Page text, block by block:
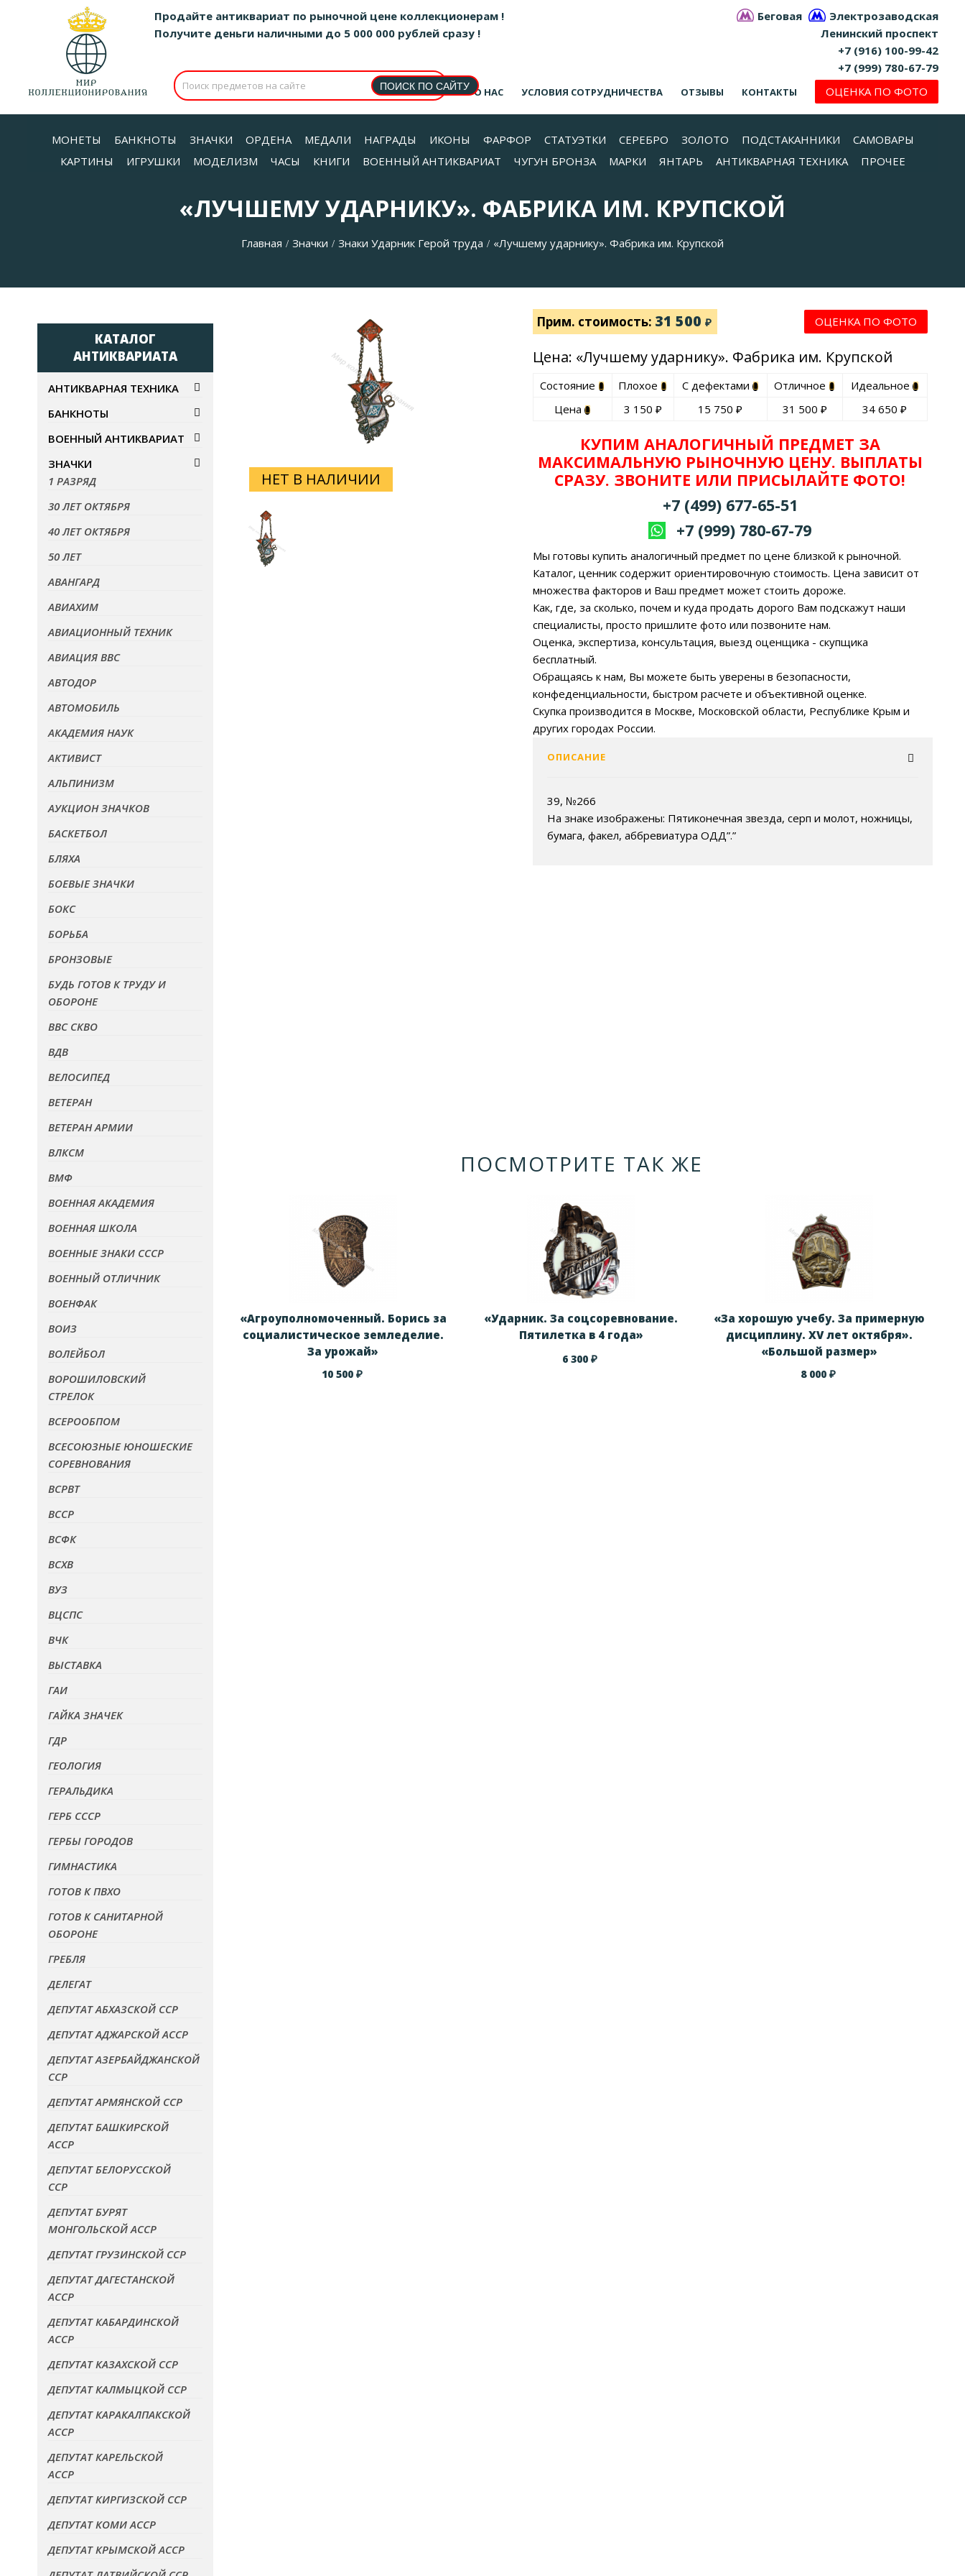
Продайте антиквариат по рыночной цене коллекционерам ! Беговая
Электрозаводская
Получите деньги наличными до 5 000 000 рублей сразу !
Ленинский проспект
+7 (916) 100-99-42
+7 (999) 780-67-79
О НАС УСЛОВИЯ СОТРУДНИЧЕСТВА ОТЗЫВЫ КОНТАКТЫ ОЦЕНКА ПО ФОТО
МОНЕТЫ БАНКНОТЫ ЗНАЧКИ ОРДЕНА МЕДАЛИ НАГРАДЫ ИКОНЫ ФАРФОР СТАТУЭТКИ СЕРЕБРО ЗОЛОТО ПОДСТАКАННИКИ
САМОВАРЫ
КАРТИНЫ
ИГРУШКИ МОДЕЛИЗМ ЧАСЫ КНИГИ ВОЕННЫЙ АНТИКВАРИАТ ЧУГУН БРОНЗА МАРКИ ЯНТАРЬ АНТИКВАРНАЯ ТЕХНИКА ПРОЧЕЕ
«ЛУЧШЕМУ УДАРНИКУ». ФАБРИКА ИМ. КРУПСКОЙ
Главная / Значки / Знаки Ударник Герой труда / «Лучшему ударнику». Фабрика им. Крупской
НЕТ В НАЛИЧИИ
Прим. стоимость: 31 500 ₽ ОЦЕНКА ПО ФОТО
Цена: «Лучшему ударнику». Фабрика им. Крупской
Состояние
Цена
Плохое
3 150 ₽
С дефектами
15 750₽
Отличное
31 500 ₽
Идеальное
34 650₽
КУПИМ АНАЛОГИЧНЫЙ ПРЕДМЕТ ЗА
МАКСИМАЛЬНУЮ РЫНОЧНУЮ ЦЕНУ. ВЫПЛАТЫ
СРАЗУ. ЗВОНИТЕ ИЛИ ПРИСЫЛАЙТЕ ФОТО!
+7 (499) 677-65-51
+7 (999) 780-67-79
Мы готовы купить аналогичный предмет по цене близкой к рыночной.
Каталог, ценник содержит ориентировочную стоимость. Цена зависит от
множества факторов и Ваш предмет может стоить дороже.
Как, где, за сколько, почем и куда продать дорого Вам подскажут наши
специалисты, просто пришлите фото или позвоните нам.
Оценка, экспертиза, консультация, выезд оценщика - скупщика
бесплатный.
Обращаясь к нам, Вы можете быть уверены в безопасности,
конфеденциальности, быстром расчете и объективной оценке.
Скупка производится в Москве, Московской области, Республике Крым и
других городах России.
ОПИСАНИЕ
39, №266
На знаке изображены: Пятиконечная звезда, серп и молот, ножницы,
бумага, факел, аббревиатура ОДД”.”
ПОСМОТРИТЕ ТАК ЖЕ
«Агроуполномоченный. Борись за
социалистическое земледелие.
За урожай»
10 500 ₽
«Ударник. За соцсоревнование.
Пятилетка в 4 года»
6 300₽
«За хорошую учебу. За примерную
дисциплину. XV лет октября».
«Большой размер»
8 000₽
КАТАЛОГ
АНТИКВАРИАТА
АНТИКВАРНАЯ ТЕХНИКА
БАНКНОТЫ
ВОЕННЫЙ АНТИКВАРИАТ
ЗНАЧКИ
1 РАЗРЯД
30 ЛЕТ ОКТЯБРЯ
40 ЛЕТ ОКТЯБРЯ
50 ЛЕТ
АВАНГАРД
АВИАХИМ
АВИАЦИОННЫЙ ТЕХНИК
АВИАЦИЯ ВВС
АВТОДОР
АВТОМОБИЛЬ
АКАДЕМИЯ НАУК
АКТИВИСТ
АЛЬПИНИЗМ
АУКЦИОН ЗНАЧКОВ
БАСКЕТБОЛ
БЛЯХА
БОЕВЫЕ ЗНАЧКИ
БОКС
БОРЬБА
БРОНЗОВЫЕ
БУДЬ ГОТОВ К ТРУДУ И
ОБОРОНЕ
ВВС СКВО
ВДВ
ВЕЛОСИПЕД
ВЕТЕРАН
ВЕТЕРАН АРМИИ
ВЛКСМ
ВМФ
ВОЕННАЯ АКАДЕМИЯ
ВОЕННАЯ ШКОЛА
ВОЕННЫЕ ЗНАКИ СССР
ВОЕННЫЙ ОТЛИЧНИК
ВОЕНФАК
ВОИЗ
ВОЛЕЙБОЛ
ВОРОШИЛОВСКИЙ
СТРЕЛОК
ВСЕРООБПОМ
ВСЕСОЮЗНЫЕ ЮНОШЕСКИЕ
СОРЕВНОВАНИЯ
ВСРВТ
ВССР
ВСФК
ВСХВ
ВУЗ
ВЦСПС
ВЧК
ВЫСТАВКА
ГАИ
ГАЙКА ЗНАЧЕК
ГДР
ГЕОЛОГИЯ
ГЕРАЛЬДИКА
ГЕРБ СССР
ГЕРБЫ ГОРОДОВ
ГИМНАСТИКА
ГОТОВ К ПВХО
ГОТОВ К САНИТАРНОЙ
ОБОРОНЕ
ГРЕБЛЯ
ДЕЛЕГАТ
ДЕПУТАТ АБХАЗСКОЙ ССР
ДЕПУТАТ АДЖАРСКОЙ АССР
ДЕПУТАТ АЗЕРБАЙДЖАНСКОЙ
ССР
ДЕПУТАТ АРМЯНСКОЙ ССР
ДЕПУТАТ БАШКИРСКОЙ
АССР
ДЕПУТАТ БЕЛОРУССКОЙ
ССР
ДЕПУТАТ БУРЯТ
МОНГОЛЬСКОЙ АССР
ДЕПУТАТ ГРУЗИНСКОЙ ССР
ДЕПУТАТ ДАГЕСТАНСКОЙ
АССР
ДЕПУТАТ КАБАРДИНСКОЙ
АССР
ДЕПУТАТ КАЗАХСКОЙ ССР
ДЕПУТАТ КАЛМЫЦКОЙ ССР
ДЕПУТАТ КАРАКАЛПАКСКОЙ
АССР
ДЕПУТАТ КАРЕЛЬСКОЙ
АССР
ДЕПУТАТ КИРГИЗСКОЙ ССР
ДЕПУТАТ КОМИ АССР
ДЕПУТАТ КРЫМСКОЙ АССР